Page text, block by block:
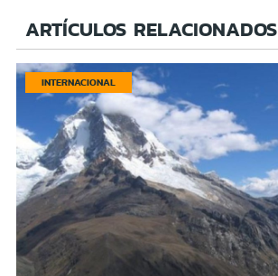
ARTÍCULOS RELACIONADOS
INTERNACIONAL